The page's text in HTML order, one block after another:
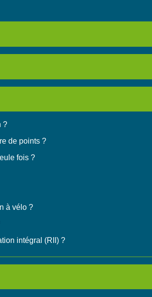
?
de points ?
fois ?
à vélo ?
intégral (RII) ?